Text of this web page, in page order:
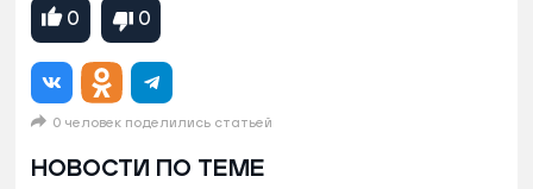
0 0
0 человек поделились статьей
НОВОСТИ ПО ТЕМЕ